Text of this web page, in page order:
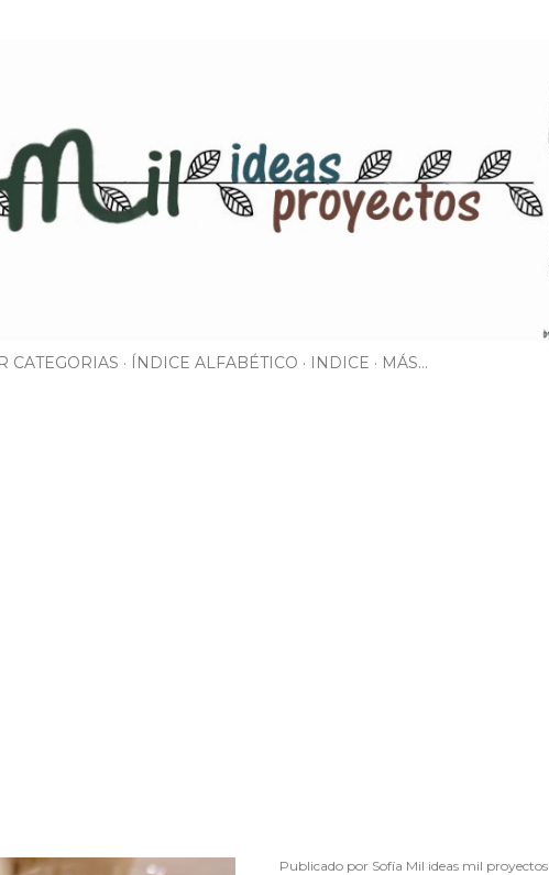
CATEGORIAS ÍNDICE ALFABÉTICO INDICE MÁS…
Publicado por Sofía Mil ideas mil proyectos